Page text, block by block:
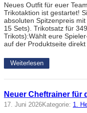
Neues Outfit für euer
Trikotaktion ist gestartet!
absoluten Spitzenpreis
15 Sets). Trikotsatz für
Trikots):Wählt eure
auf der Produktseite
Weiterlesen
Neuer Cheftrainer für
17. Juni 2026Kategorie: 1.